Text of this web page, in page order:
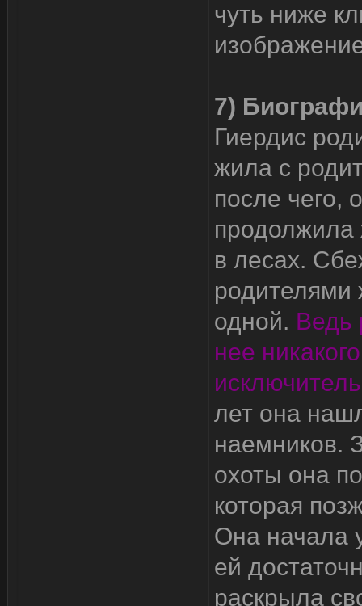
чуть ниже
7)
Гиердис
жила с
после чего,
продолжила
в лесах.
родителями
одной. Ведь
нее
лет она
наемников.
охоты она
которая
Она начала
ей
раскрыла